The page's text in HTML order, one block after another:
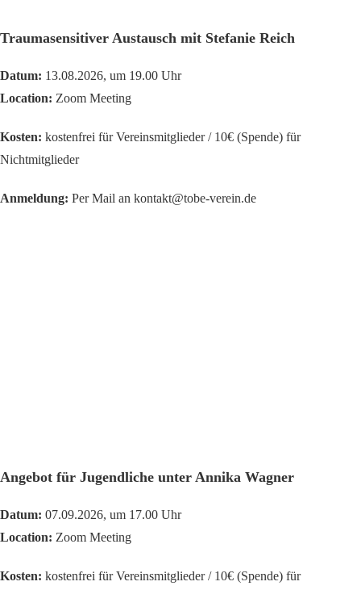
Traumasensitiver Austausch mit Stefanie Reich
Datum: 13.08.2026, um 19.00 Uhr
Location: Zoom Meeting
Kosten: kostenfrei für Vereinsmitglieder / 10€ (Spende) für
Nichtmitglieder
Anmeldung: Per Mail an kontakt@tobe-verein.de
Angebot für Jugendliche unter Annika Wagner
Datum: 07.09.2026, um 17.00 Uhr
Location: Zoom Meeting
Kosten: kostenfrei für Vereinsmitglieder / 10€ (Spende) für